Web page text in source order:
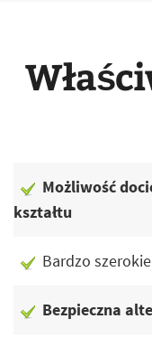
Możliwość
kształtu
Bardzo
Bezpieczna